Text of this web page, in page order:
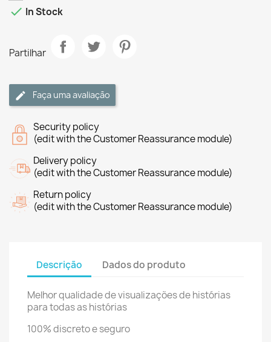
 In Stock
Partilhar
Faça uma avaliação
Security policy
(edit with the Customer Reassurance module)
Delivery policy
(edit with the Customer Reassurance module)
Return policy
(edit with the Customer Reassurance module)
Descrição Dados do produto
Melhor qualidade de visualizações de histórias
para todas as histórias
100% discreto e seguro